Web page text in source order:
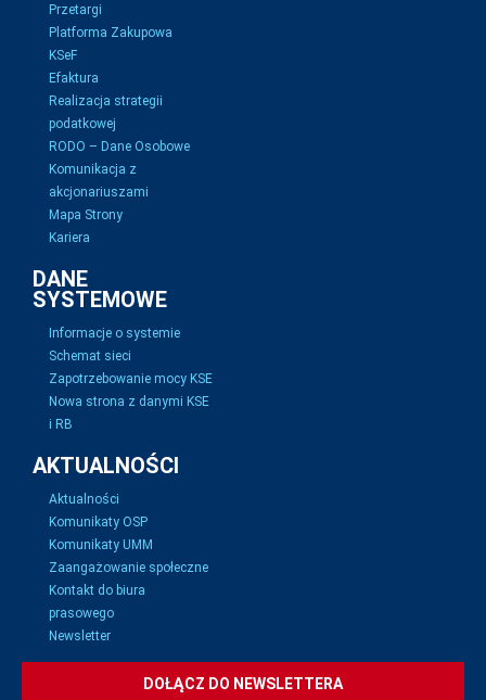
Przetargi
Platforma Zakupowa
KSeF
Efaktura
Realizacja strategii
podatkowej
RODO – Dane Osobowe
Komunikacja z
akcjonariuszami
Mapa Strony
Kariera
DANE
SYSTEMOWE
Informacje o systemie
Schemat sieci
Zapotrzebowanie mocy KSE
Nowa strona z danymi KSE
i RB
AKTUALNOŚCI
Aktualności
Komunikaty OSP
Komunikaty UMM
Zaangażowanie społeczne
Kontakt do biura
prasowego
Newsletter
DOŁĄCZ DO NEWSLETTERA